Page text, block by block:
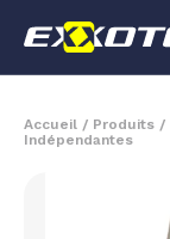
Accueil / Produits /
Indépendantes